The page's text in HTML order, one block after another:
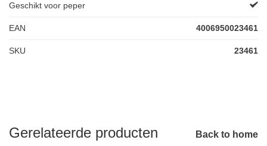
Geschikt voor peper
EAN 4006950023461
SKU 23461
Gerelateerde producten Back to home